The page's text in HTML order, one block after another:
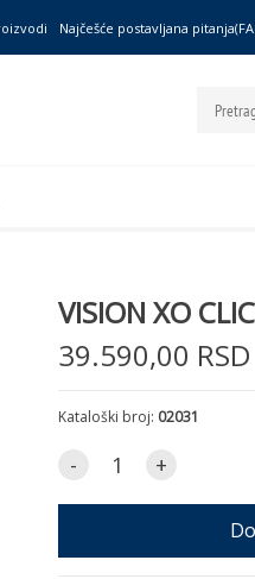
Najčešće postavljana
VISION XO
39.590,00 RSD
Kataloški broj: 02031
- +